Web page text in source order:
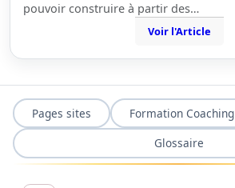
pouvoir construire à partir des…
Voir l'Article
Pages sites Formation Coaching
Glossaire